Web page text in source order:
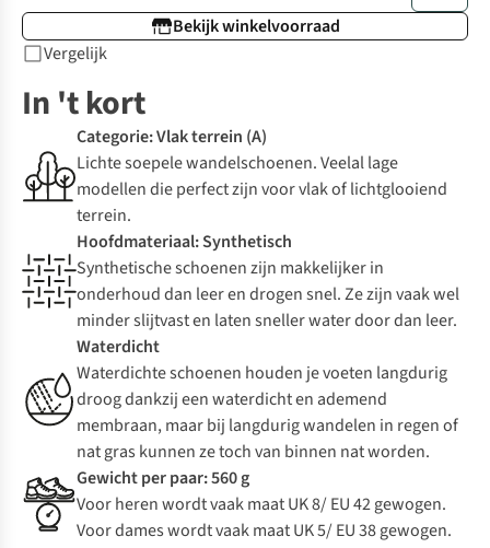
Bekijk winkelvoorraad
Vergelijk
In 't kort
Categorie: Vlak terrein (A)
Lichte soepele wandelschoenen. Veelal lage
modellen die perfect zijn voor vlak of lichtglooiend
terrein.
Hoofdmateriaal: Synthetisch
Synthetische schoenen zijn makkelijker in
onderhoud dan leer en drogen snel. Ze zijn vaak wel
minder slijtvast en laten sneller water door dan leer.
Waterdicht
Waterdichte schoenen houden je voeten langdurig
droog dankzij een waterdicht en ademend
membraan, maar bij langdurig wandelen in regen of
nat gras kunnen ze toch van binnen nat worden.
Gewicht per paar: 560 g
Voor heren wordt vaak maat UK 8/ EU 42 gewogen.
Voor dames wordt vaak maat UK 5/ EU 38 gewogen.